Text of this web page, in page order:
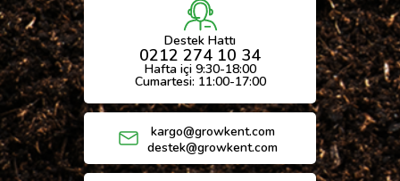
Destek Hattı
0212 274 10 34
Hafta içi 9:30-18:00
Cumartesi: 11:00-17:00
kargo@growkent.com
destek@growkent.com